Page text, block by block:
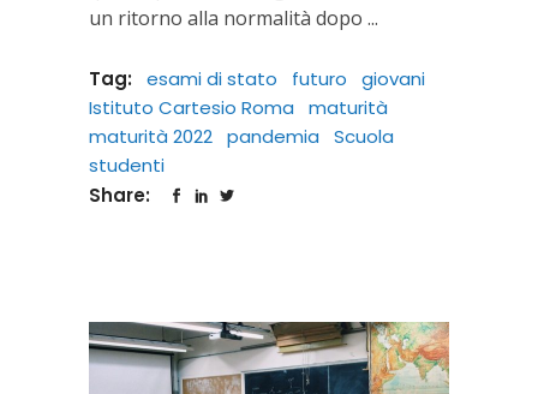
un ritorno alla normalità dopo
Tag: esami di stato futuro
giovani
Istituto Cartesio Roma
maturità
maturità 2022 pandemia
Scuola
studenti
Share: